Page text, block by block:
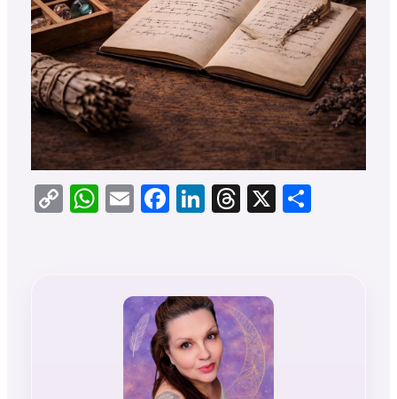
CopyWhatsApp
EmailFacebook
LinkedIn
Threads
X Teilen